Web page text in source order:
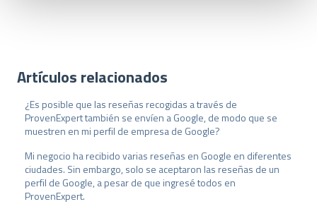
h
l
Artículos relacionados
¿Es posible que las reseñas recogidas a través de
ProvenExpert también se envíen a Google, de modo que se
muestren en mi perfil de empresa de Google?
Mi negocio ha recibido varias reseñas en Google en diferentes
ciudades. Sin embargo, solo se aceptaron las reseñas de un
perfil de Google, a pesar de que ingresé todos en
ProvenExpert.